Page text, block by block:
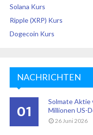
Solana Kurs
Ripple (XRP) Kurs
Dogecoin Kurs
NACHRICHTEN
01
Solmate Aktie
Millionen US-
26 Juni 2026